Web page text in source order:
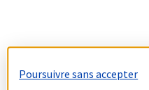
Poursuivre sans accepter